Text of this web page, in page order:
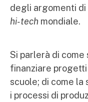
degli argomenti di
hi-tech mondiale.
Si parlerà di
finanziare
scuole; di come la
i processi di